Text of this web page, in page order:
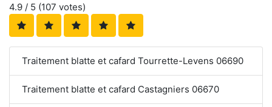
4.9 / 5 (107 votes)
Traitement blatte et cafard Tourrette-Levens 06690
Traitement blatte et cafard Castagniers 06670